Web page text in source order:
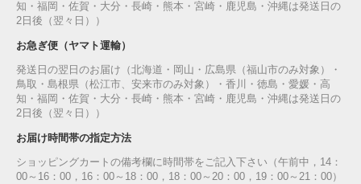
知・福岡・佐賀・大分・長崎・熊本・宮崎・鹿児島・沖縄は発送日の
2日後（翌々日））
お急ぎ便（ヤマト運輸）
発送日の翌日のお届け（北海道・岡山・広島県（福山市のみ対象）・
鳥取・島根県（松江市、安来市のみ対象）・香川・徳島・愛媛・高
知・福岡・佐賀・大分・長崎・熊本・宮崎・鹿児島・沖縄は発送日の
2日後（翌々日））
お届け時間帯の指定方法
ショッピングカートの備考欄に時間帯をご記入下さい（午前中，14：
00～16：00，16：00～18：00，18：00～20：00，19：00～21：00）